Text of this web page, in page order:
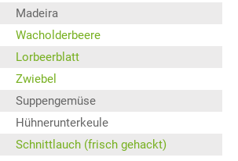
Madeira
Wacholderbeere
Lorbeerblatt
Zwiebel
Suppengemüse
Hühnerunterkeule
Schnittlauch (frisch gehackt)